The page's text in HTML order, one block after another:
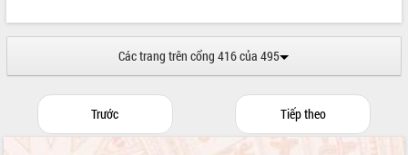
Các trang trên cổng 416 của 495
Trước Tiếp theo